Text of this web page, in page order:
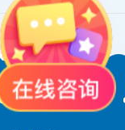
AbD Serotec
售后服务